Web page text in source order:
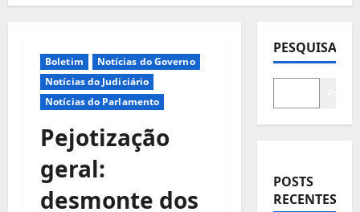
Boletim
Notícias do Governo
Notícias do Judiciário
Notícias do Parlamento
Pejotização
geral:
desmonte dos
PESQUISAR
POSTS
RECENTES